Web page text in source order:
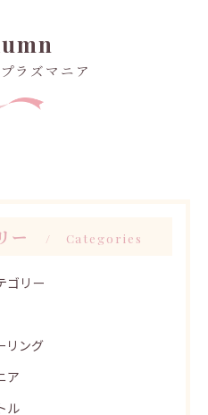
ラズマニア
ー Categories
ゴリー
リング
ア
ル